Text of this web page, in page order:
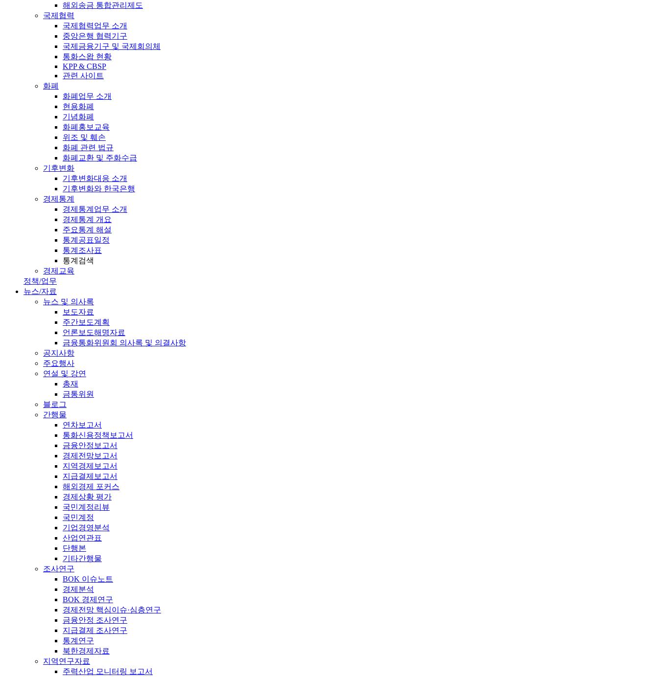
해외송금 통합관리제도
국제협력
국제협력업무 소개
중앙은행 협력기구
국제금융기구 및 국제회의체
통화스왑 현황
KPP & CBSP
관련 사이트
화폐
화폐업무 소개
현용화폐
기념화폐
화폐홍보교육
위조 및 훼손
화폐 관련 법규
화폐교환 및 주화수급
기후변화
기후변화대응 소개
기후변화와 한국은행
경제통계
경제통계업무 소개
경제통계 개요
주요통계 해설
통계공표일정
통계조사표
통계검색
경제교육
정책/업무
뉴스/자료
뉴스 및 의사록
보도자료
주간보도계획
언론보도해명자료
금융통화위원회 의사록 및 의결사항
공지사항
주요행사
연설 및 강연
총재
금통위원
블로그
간행물
연차보고서
통화신용정책보고서
금융안정보고서
경제전망보고서
지역경제보고서
지급결제보고서
해외경제 포커스
경제상황 평가
국민계정리뷰
국민계정
기업경영분석
산업연관표
단행본
기타간행물
조사연구
BOK 이슈노트
경제분석
BOK 경제연구
경제전망 핵심이슈·심층연구
금융안정 조사연구
지급결제 조사연구
통계연구
북한경제자료
지역연구자료
주력산업 모니터링 보고서